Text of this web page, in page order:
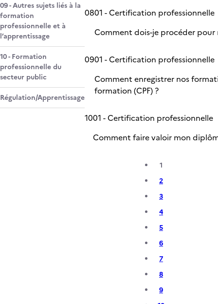
09 - Autres sujets liés à la
formation
professionnelle et à
l’apprentissage
10 - Formation
professionnelle du
secteur public
Régulation/Apprentissage
0801 - Certification professionnelle
Comment dois-je procéder
0901 - Certification professionnelle
Comment enregistrer nos
formation (CPF) ?
1001 - Certification professionnelle
Comment faire valoir mon
1
2
3
4
5
6
7
8
9